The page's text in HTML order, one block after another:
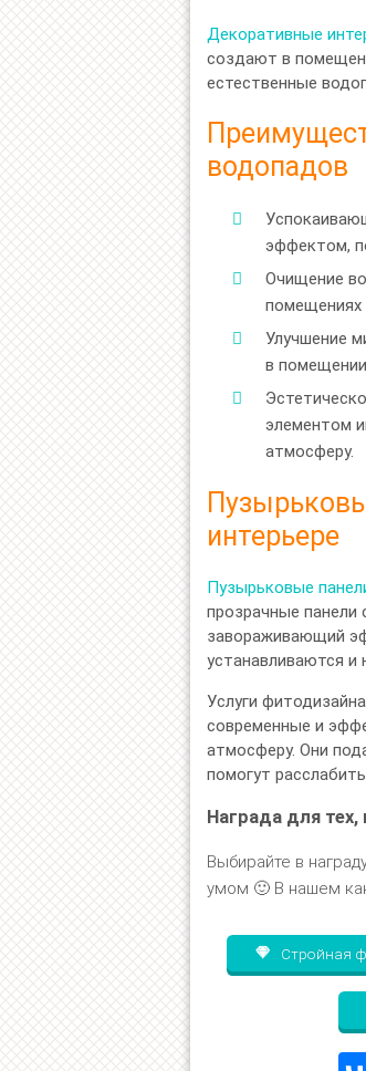
Декоративные
создают в
естественные
водопадов
эффектом,
Очищение
помещениях
Улучшение
в помещении.
элементом
атмосферу.
интерьере
Пузырьковые
прозрачные
завораживающий
устанавливаются и
Услуги
современные и
атмосферу. Они
помогут
Награда для
Выбирайте в
умом 🙂 В нашем
Стройная